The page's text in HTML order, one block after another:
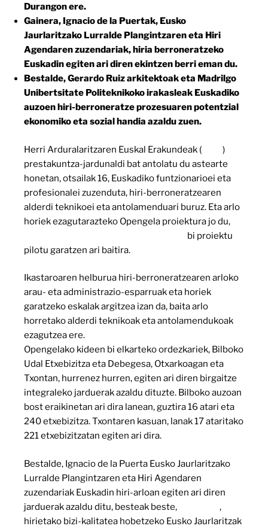
Durangon ere.
Gainera, Ignacio de la Puertak, Eusko
Jaurlaritzako Lurralde Plangintzaren eta Hiri
Agendaren zuzendariak, hiria berroneratzeko
Euskadin egiten ari diren ekintzen berri eman du.
Bestalde, Gerardo Ruiz arkitektoak eta Madrilgo
Unibertsitate Politeknikoko irakasleak Euskadiko
auzoen hiri-berroneratze prozesuaren potentzial
ekonomiko eta sozial handia azaldu zuen.
Herri Arduralaritzaren Euskal Erakundeak (
)
prestakuntza-jardunaldi bat antolatu du astearte
honetan, otsailak 16, Euskadiko funtzionarioei eta
profesionalei zuzenduta, hiri-berroneratzearen
alderdi teknikoei eta antolamenduari buruz. Eta arlo
horiek ezagutarazteko Opengela proiektura jo du,
bi proiektu
pilotu garatzen ari baitira.
Ikastaroaren helburua hiri-berroneratzearen arloko
arau- eta administrazio-esparruak eta horiek
garatzeko eskalak argitzea izan da, baita arlo
horretako alderdi teknikoak eta antolamendukoak
ezagutzea ere.
Opengelako kideen bi elkarteko ordezkariek, Bilboko
Udal Etxebizitza eta Debegesa, Otxarkoagan eta
Txontan, hurrenez hurren, egiten ari diren birgaitze
integraleko jarduerak azaldu dituzte. Bilboko auzoan
bost eraikinetan ari dira lanean, guztira 16 atari eta
240 etxebizitza. Txontaren kasuan, lanak 17 ataritako
221 etxebizitzatan egiten ari dira.
Bestalde, Ignacio de la Puerta Eusko Jaurlaritzako
Lurralde Plangintzaren eta Hiri Agendaren
zuzendariak Euskadin hiri-arloan egiten ari diren
jarduerak azaldu ditu, besteak beste,
,
hirietako bizi-kalitatea hobetzeko Eusko Jaurlaritzak